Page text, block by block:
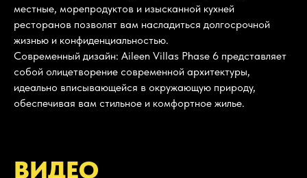
местные, морепродуктов и изысканной кухней
ресторанов позволят вам насладиться долгосрочной
жизнью и конфиденциальностью.
Современный дизайн: Aileen Villas Phase 6 представляет
собой олицетворение современной архитектуры,
идеально вписывающейся в окружающую природу,
обеспечивая вам стильное и комфортное жилье.
ВИДЕО